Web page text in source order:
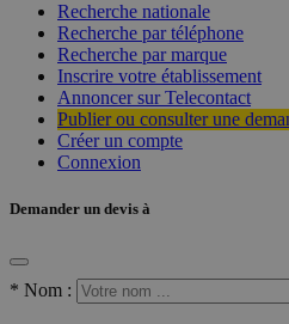
Recherche nationale
Recherche par téléphone
Recherche par marque
Inscrire votre établissement
Annoncer sur Telecontact
Publier ou consulter une
Créer un compte
Connexion
Demander un devis à
* Nom :